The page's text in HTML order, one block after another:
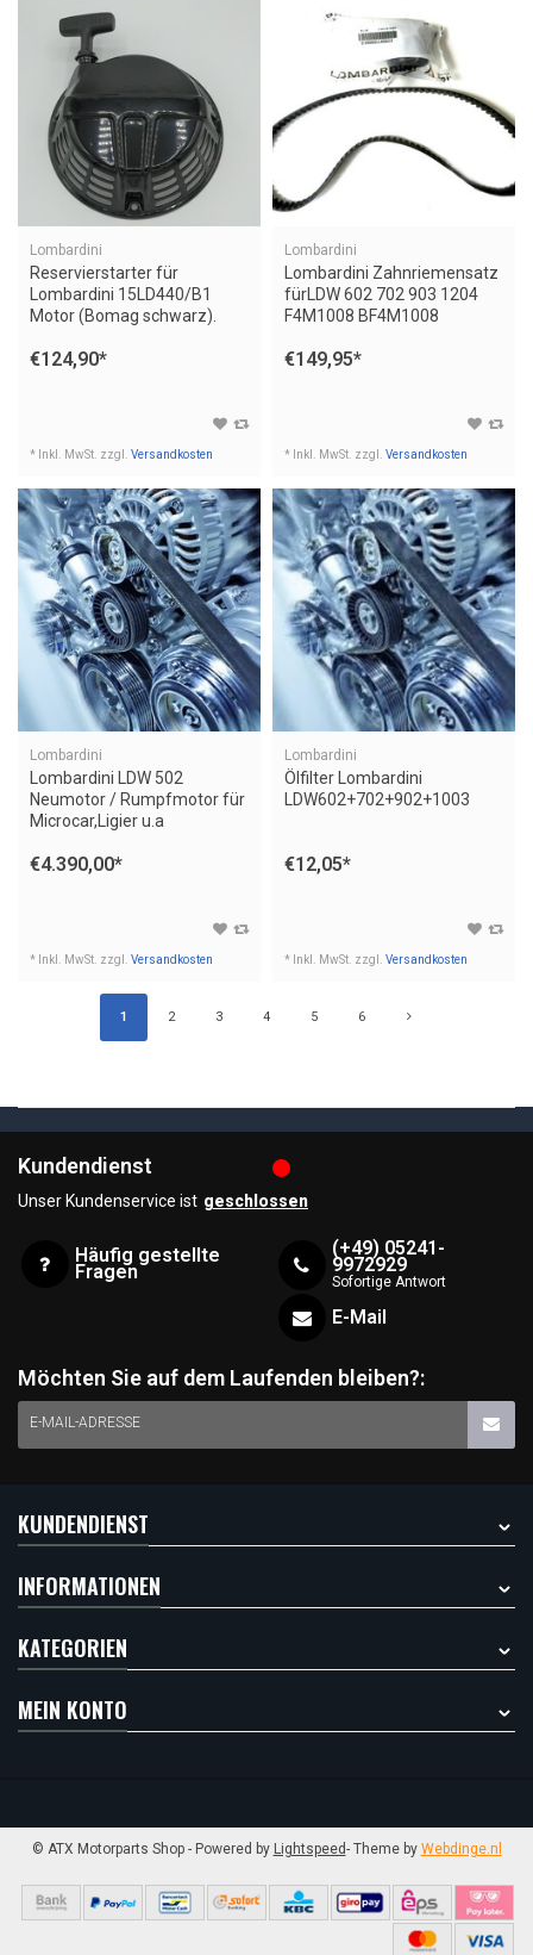
Lombardini
Reservierstarter für
Lombardini 15LD440/B1
Motor (Bomag schwarz).
€124,90*
* Inkl. MwSt. zzgl. Versandkosten
Lombardini
Lombardini Zahnriemensatz
fürLDW 602 702 903 1204
F4M1008 BF4M1008
€149,95*
* Inkl. MwSt. zzgl. Versandkosten
Lombardini
Lombardini LDW 502
Neumotor / Rumpfmotor für
Microcar,Ligier u.a
€4.390,00*
* Inkl. MwSt. zzgl. Versandkosten
Lombardini
Ölfilter Lombardini
LDW602+702+902+1003
€12,05*
* Inkl. MwSt. zzgl. Versandkosten
1 2 3 4 5 6
Kundendienst
Unser Kundenservice ist geschlossen
Häufig gestellte
Fragen
(+49) 05241-
9972929
Sofortige Antwort
E-Mail
Möchten Sie auf dem Laufenden bleiben?:
E-MAIL-ADRESSE
KUNDENDIENST
INFORMATIONEN
KATEGORIEN
MEIN KONTO
© ATX Motorparts Shop - Powered by Lightspeed- Theme by Webdinge.nl